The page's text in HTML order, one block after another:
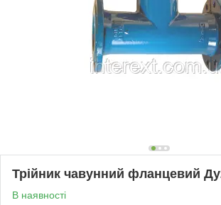
Трійник чавунний фланцевий
В наявності